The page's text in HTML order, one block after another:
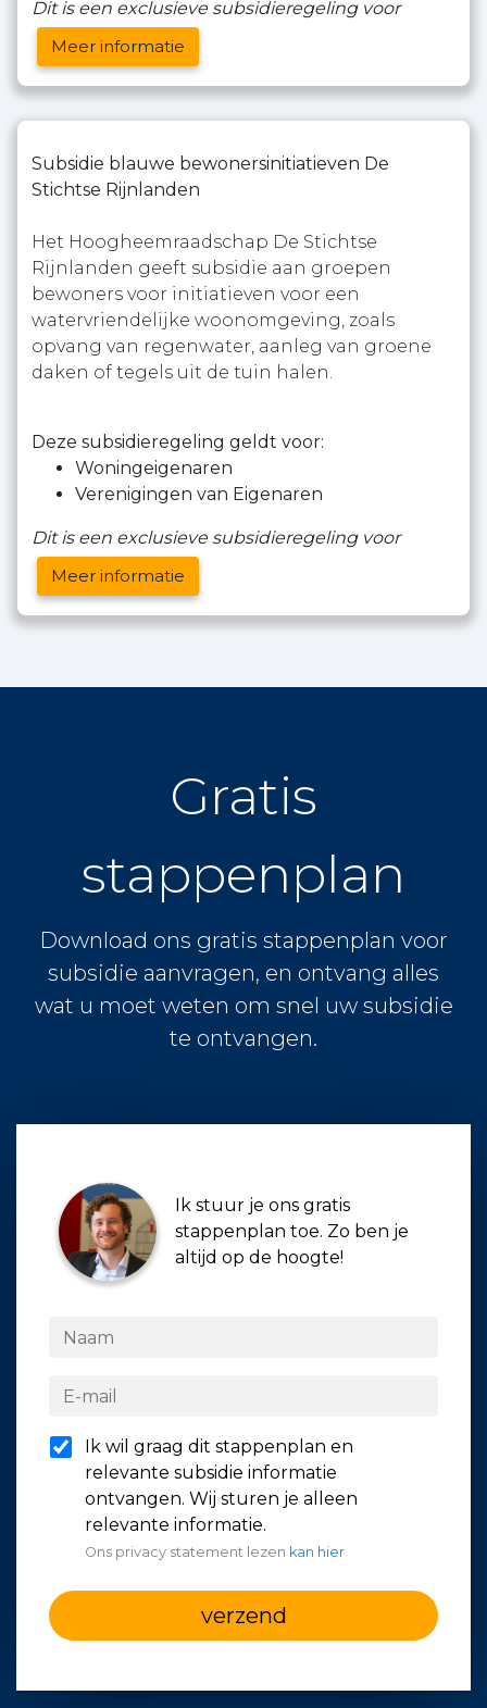
Dit is een exclusieve subsidieregeling voor
Meer informatie
Subsidie blauwe bewonersinitiatieven De
Stichtse Rijnlanden
Het Hoogheemraadschap De Stichtse
Rijnlanden geeft subsidie aan groepen
bewoners voor initiatieven voor een
watervriendelijke woonomgeving, zoals
opvang van regenwater, aanleg van groene
daken of tegels uit de tuin halen.
Deze subsidieregeling geldt voor:
Woningeigenaren
Verenigingen van Eigenaren
Dit is een exclusieve subsidieregeling voor
Meer informatie
Gratis
stappenplan
Download ons gratis stappenplan voor
subsidie aanvragen, en ontvang alles
wat u moet weten om snel uw subsidie
te ontvangen.
Ik stuur je ons gratis
stappenplan toe. Zo ben je
altijd op de hoogte!
Ik wil graag dit stappenplan en
relevante subsidie informatie
ontvangen. Wij sturen je alleen
relevante informatie.
Ons privacy statement lezen kan hier
verzend